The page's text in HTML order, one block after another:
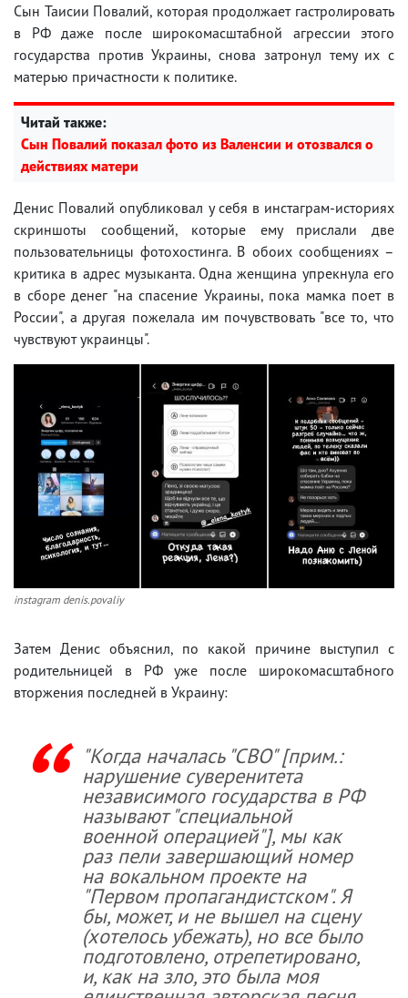
Сын Таисии Повалий, которая продолжает гастролировать
в РФ даже после широкомасштабной агрессии этого
государства против Украины, снова затронул тему их с
матерью причастности к политике.
Читай также:
Сын Повалий показал фото из Валенсии и отозвался о
действиях матери
Денис Повалий опубликовал у себя в инстаграм-историях
скриншоты сообщений, которые ему прислали две
пользовательницы фотохостинга. В обоих сообщениях –
критика в адрес музыканта. Одна женщина упрекнула его
в сборе денег "на спасение Украины, пока мамка поет в
России", а другая пожелала им почувствовать "все то, что
чувствуют украинцы".
instagram denis.povaliy
Затем Денис объяснил, по какой причине выступил с
родительницей в РФ уже после широкомасштабного
вторжения последней в Украину:
"Когда началась "СВО" [прим.:
нарушение суверенитета
независимого государства в РФ
называют "специальной
военной операцией"], мы как
раз пели завершающий номер
на вокальном проекте на
"Первом пропагандистском". Я
бы, может, и не вышел на сцену
(хотелось убежать), но все было
подготовлено, отрепетировано,
и, как на зло, это была моя